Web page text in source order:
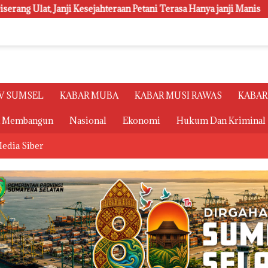
Petani Terasa Hanya janji Manis Polsri Juara Umum
SUMSEL KABAR MUBA KABAR MUSI RAWAS
Membangun Nasional Ekonomi Hukum Dan Kriminal
Siber